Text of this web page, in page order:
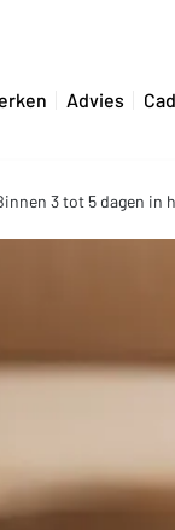
Advies
3 tot 5 dagen in